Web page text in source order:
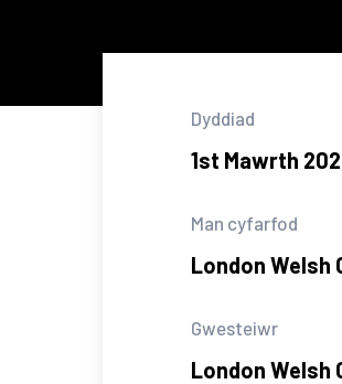
Dyddiad
1st Mawrth
Man cyfarfod
London Welsh
Gwesteiwr
London Welsh